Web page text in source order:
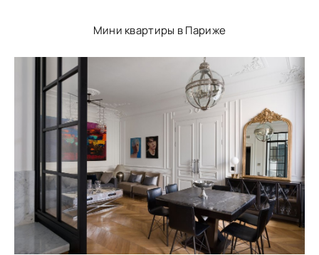
Мини квартиры в Париже